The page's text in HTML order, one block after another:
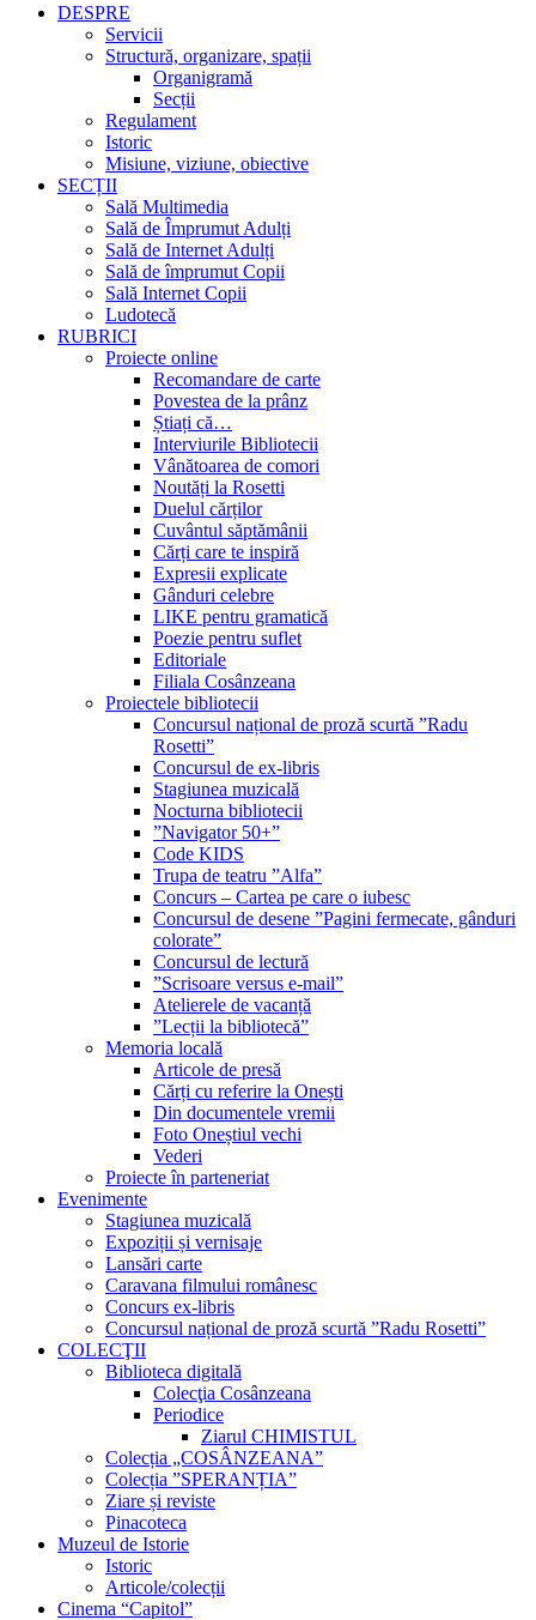
DESPRE
Servicii
Structură, organizare, spații
Organigramă
Secții
Regulament
Istoric
Misiune, viziune, obiective
SECȚII
Sală Multimedia
Sală de Împrumut Adulți
Sală de Internet Adulți
Sală de împrumut Copii
Sală Internet Copii
Ludotecă
RUBRICI
Proiecte online
Recomandare de carte
Povestea de la prânz
Știați că…
Interviurile Bibliotecii
Vânătoarea de comori
Noutăți la Rosetti
Duelul cărților
Cuvântul săptămânii
Cărți care te inspiră
Expresii explicate
Gânduri celebre
LIKE pentru gramatică
Poezie pentru suflet
Editoriale
Filiala Cosânzeana
Proiectele bibliotecii
Concursul național de proză scurtă ”Radu
Rosetti”
Concursul de ex-libris
Stagiunea muzicală
Nocturna bibliotecii
”Navigator 50+”
Code KIDS
Trupa de teatru ”Alfa”
Concurs – Cartea pe care o iubesc
Concursul de desene ”Pagini fermecate, gânduri
colorate”
Concursul de lectură
”Scrisoare versus e-mail”
Atelierele de vacanță
”Lecții la bibliotecă”
Memoria locală
Articole de presă
Cărți cu referire la Onești
Din documentele vremii
Foto Oneștiul vechi
Vederi
Proiecte în parteneriat
Evenimente
Stagiunea muzicală
Expoziții și vernisaje
Lansări carte
Caravana filmului românesc
Concurs ex-libris
Concursul național de proză scurtă ”Radu Rosetti”
COLECŢII
Biblioteca digitală
Colecţia Cosânzeana
Periodice
Ziarul CHIMISTUL
Colecția „COSÂNZEANA”
Colecția ”SPERANȚIA”
Ziare și reviste
Pinacoteca
Muzeul de Istorie
Istoric
Articole/colecții
Cinema “Capitol”